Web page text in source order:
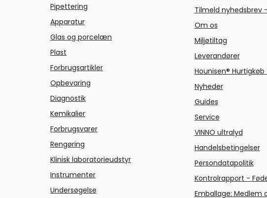
Pipettering
Apparatur
Glas og porcelæn
Plast
Forbrugsartikler
Opbevaring
Diagnostik
Kemikalier
Forbrugsvarer
Rengøring
Klinisk laboratorieudstyr
Instrumenter
Undersøgelse
Tilmeld
Om os
Miljøtiltag
Leverandører
Hounisen®
Nyheder
Guides
Service
VINNO ultralyd
Handelsbetingelser
Persondatapolitik
Kontrolrapport -
Emballage: Medlem